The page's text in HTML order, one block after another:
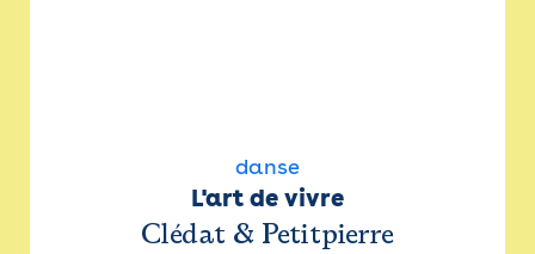
danse
L'art de vivre
Clédat & Petitpierre